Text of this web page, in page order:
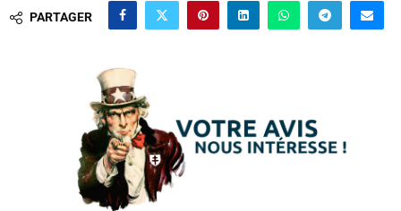
PARTAGER